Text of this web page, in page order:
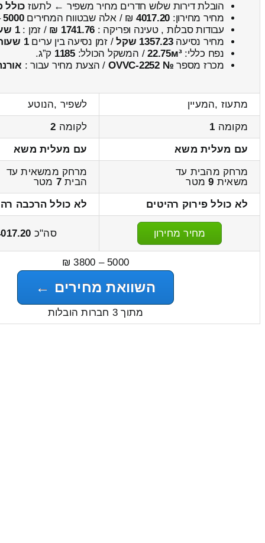
הובלת דירות שלוש חדרים מחיר משפיר ← לתעוז כולל
מחיר מחירון: 4017.20 ₪ / אלה שבטווח המחירים5000
עבודות סבלות , טעינה ופריקה : 1741.76 ₪ / זמן :1 שעות 23 דקות
מחיר נסיעה1357.23 שקל / זמן נסיעה בין ערים1 שעות , 51 דקות
נפח כללי:22.75м³/ המשקל הכולל:1185 ק”ג.
מכרז מספר № OVVC-2252 / הצעת מחיר עבור :
מתעוז ,המעיין
לשפיר ,הנוטע
מקומה 1 לקומה 2
עם מעלית משא
עם מעלית משא
מרחק מהבית עד
משאית 9מטר
מרחק ממשאית עד
הבית7 מטר
לא כולל פירוק רהיטים
לא כולל הרכבה
מחיר מחירון סה"כ
5000 – 3800 ₪
השוואת מחירים ←
מתוך 3 חברות הובלות